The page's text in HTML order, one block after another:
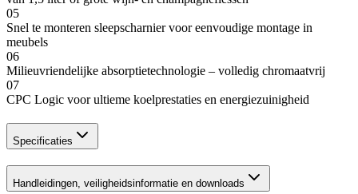
05
Snel te monteren sleepscharnier voor eenvoudige montage in
meubels
06
Milieuvriendelijke absorptietechnologie – volledig chromaatvrij
07
CPC Logic voor ultieme koelprestaties en energiezuinigheid
Specificaties
Handleidingen, veiligheidsinformatie en downloads